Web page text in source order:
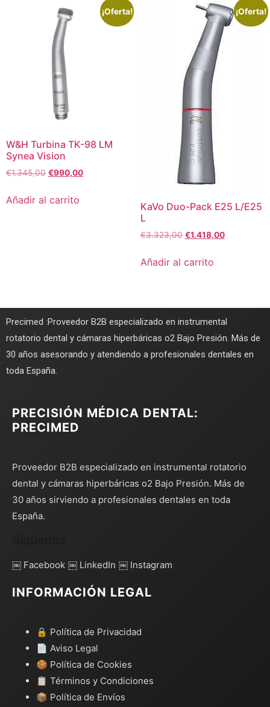
¡Oferta!
W&H Turbina TK-98 LM
Synea Vision
€1.345,00 €990,00
Añadir al carrito
¡Oferta!
KaVo Duo-Pack E25 L/E25
L
€3.323,00 €1.418,00
Añadir al carrito
Precimed :Proveedor B2B especializado en instrumental
rotatorio dental y cámaras hiperbáricas o2 Bajo Presión. Más de
30 años asesorando y atendiendo a profesionales dentales en
toda España.
PRECISIÓN MÉDICA DENTAL:
PRECIMED
Proveedor B2B especializado en instrumental rotatorio
dental y cámaras hiperbáricas o2 Bajo Presión. Más de
30 años sirviendo a profesionales dentales en toda
España.
￼ Facebook ￼ LinkedIn ￼ Instagram
INFORMACIÓN LEGAL
🔒 Política de Privacidad
📄 Aviso Legal
🍪 Política de Cookies
📋 Términos y Condiciones
📦 Política de Envíos